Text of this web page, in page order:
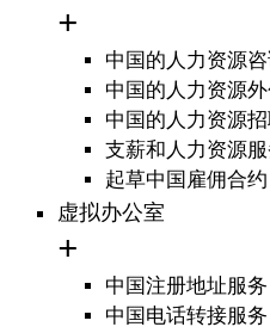
中国的人力资源
中国的人力资源
中国的人力资源
支薪和人力资源
起草中国雇佣合约
虚拟办公室
中国注册地址服务
中国电话转接服务